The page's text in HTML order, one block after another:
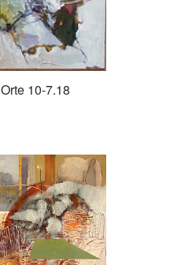
Orte 10-7.18